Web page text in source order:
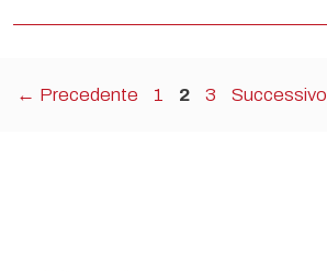
← Precedente Pagina
1 Pagina
2 Pagina
3 Successivo